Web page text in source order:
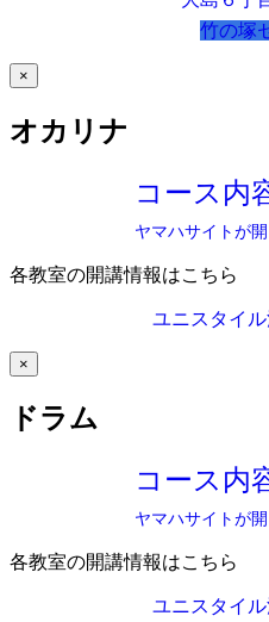
竹の塚
×
オカリナ
コース内
ヤマハサイトが
各教室の開講情報はこちら
ユニスタイ
×
ドラム
コース内
ヤマハサイトが
各教室の開講情報はこちら
ユニスタイ